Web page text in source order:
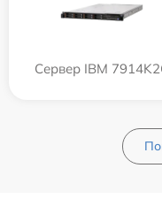
Сервер IBM